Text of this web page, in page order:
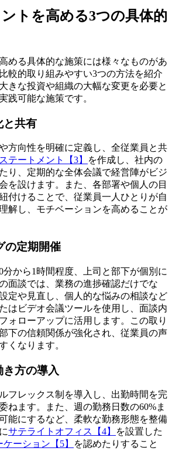
トを高める3つの具体的
める具体的な施策には様々なものがあ
較的取り組みやすい3つの方法を紹介
きな投資や組織の大幅な変更を必要と
践可能な施策です。
と共有
方向性を明確に定義し、全従業員と共
テートメント【3】
を作成し、社内の
り、定期的な全体会議で経営陣がビジ
を設けます。また、各部署や個人の目
付けることで、従業員一人ひとりが自
解し、モチベーションを高めることが
の定期開催
分から1時間程度、上司と部下が個別に
面談では、業務の進捗確認だけでな
定や見直し、個人的な悩みの相談など
はビデオ会議ツールを使用し、面談内
ォローアップに活用します。この取り
下の信頼関係が強化され、従業員の声
くなります。
き方の導入
フレックス制を導入し、出勤時間を完
ねます。また、週の勤務日数の60%ま
能にするなど、柔軟な勤務形態を整備
サテライトオフィス【4】
を設置した
ケーション【5】 を認めたりすること